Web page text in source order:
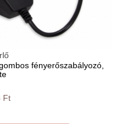
fényerőszabályozó,
Ft